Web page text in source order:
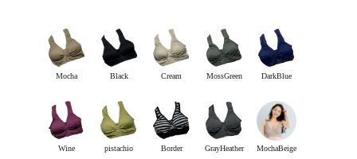
Mocha Black Cream MossGreen DarkBlue
Wine pistachio Border GrayHeather MochaBeige